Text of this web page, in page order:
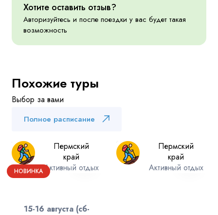
Хотите оставить отзыв?
Авторизуйтесь и после поездки у вас будет такая
возможность
Похожие туры
Выбор за вами
Полное расписание
НОВИНКА
Пермский
край
Активный отдых
15-16 августа (сб-
Пермский
край
Активный отдых